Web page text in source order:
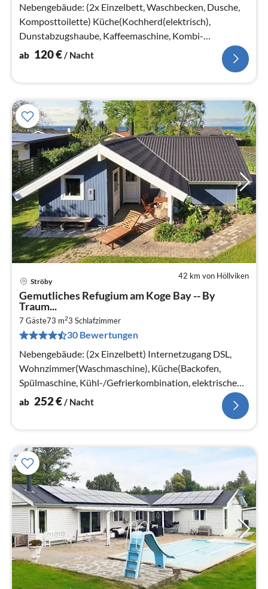
Nebengebäude: (2x Einzelbett, Waschbecken, Dusche,
Komposttoilette) Küche(Kochherd(elektrisch),
Dunstabzugshaube, Kaffeemaschine, Kombi-
Mikrowelle, Kühl-/Gefrierkombination)
ab 120€ / Nacht
42 km von Höllviken
Ströby
Gemutliches Refugium am Koge Bay -- By
Traum...
7 Gäste73 m23 Schlafzimmer
30 Bewertungen
Nebengebäude: (2x Einzelbett) Internetzugang DSL,
Wohnzimmer(Waschmaschine), Küche(Backofen,
Spülmaschine, Kühl-/Gefrierkombination, elektrische
Kochplatten)
ab 252€/ Nacht